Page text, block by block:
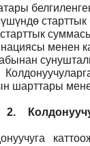
менен
2.